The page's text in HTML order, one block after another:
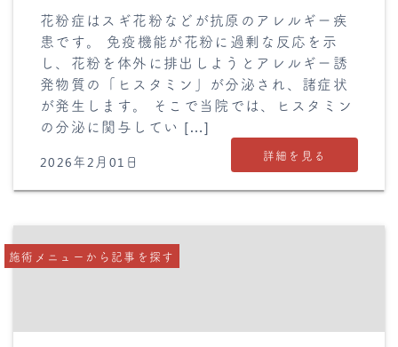
花粉症はスギ花粉などが抗原のアレルギー疾
患です。 免疫機能が花粉に過剰な反応を示
し、花粉を体外に排出しようとアレルギー誘
発物質の「ヒスタミン」が分泌され、諸症状
が発生します。 そこで当院では、ヒスタミン
の分泌に関与してい […]
2026年2月01日 詳細を見る
施術メニューから記事を探す